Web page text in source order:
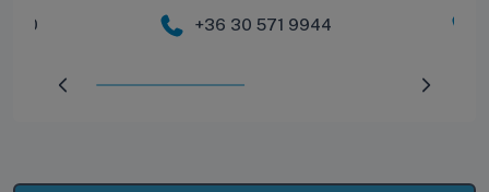
+36 30 571 9944